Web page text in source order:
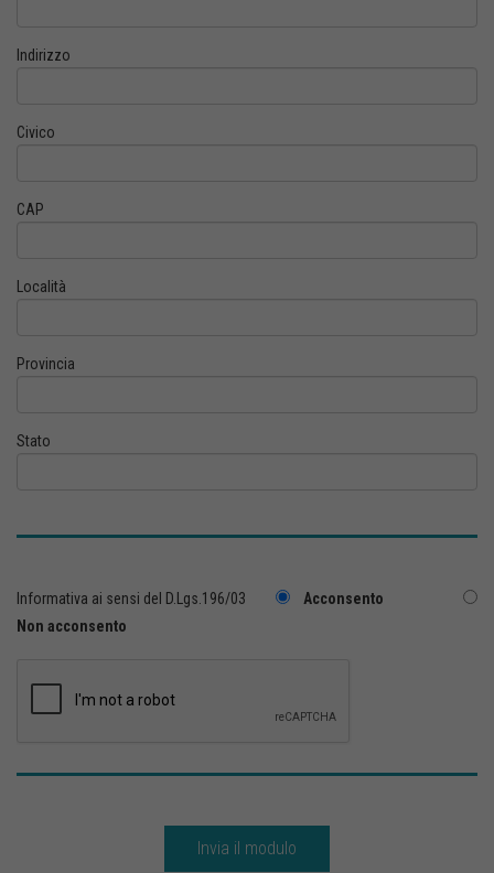
Indirizzo
Civico
CAP
Località
Provincia
Stato
Informativa ai sensi del D.Lgs.196/03
Acconsento
Non acconsento
Invia il modulo